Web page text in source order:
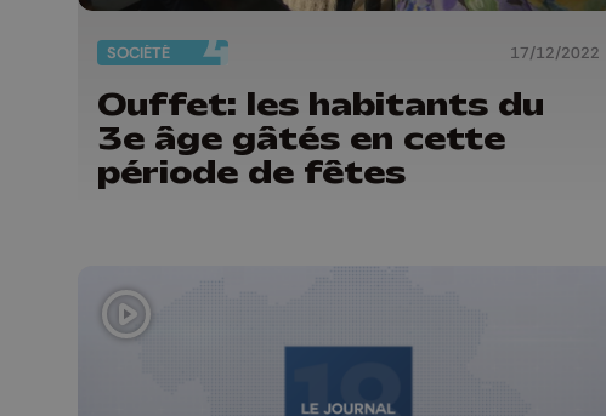
SOCIÉTÉ 17/12/2022
Ouffet: les habitants du
3e âge gâtés en cette
période de fêtes